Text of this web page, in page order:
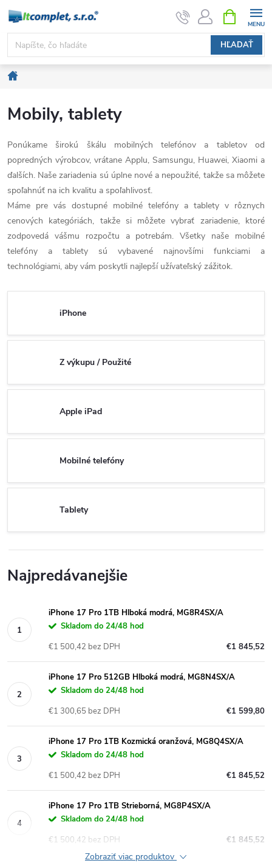
Prejsť
obsah
HĽADAŤ
KOŠÍK
Mobily, tablety
Ponúkame širokú škálu mobilných telefónov a tabletov od
popredných výrobcov, vrátane Applu, Samsungu, Huawei, Xiaomi a
ďalších. Naše zariadenia sú úplne nové a nepoužité, takže sa môžete
spoľahnúť na ich kvalitu a spoľahlivosť.
Máme pre vás dostupné mobilné telefóny a tablety v rôznych
cenových kategóriách, takže si môžete vybrať zariadenie, ktoré
zodpovedá vášmu rozpočtu a potrebám. Všetky naše mobilné
telefóny a tablety sú vybavené najnovšími funkciami a
technológiami, aby vám poskytli najlepší užívateľský zážitok.
iPhone
Z výkupu / Použité
Apple iPad
Mobilné telefóny
Tablety
Najpredávanejšie
iPhone 17 Pro 1TB Hlboká modrá, MG8R4SX/A
Skladom do 24/48 hod
€1 845,52
€1 500,42 bez DPH
iPhone 17 Pro 512GB Hlboká modrá, MG8N4SX/A
Skladom do 24/48 hod
€1 599,80
€1 300,65 bez DPH
iPhone 17 Pro 1TB Kozmická oranžová, MG8Q4SX/A
Skladom do 24/48 hod
€1 845,52
€1 500,42 bez DPH
iPhone 17 Pro 1TB Strieborná, MG8P4SX/A
Skladom do 24/48 hod
€1 845,52
€1 500,42 bez DPH
Zobraziť viac produktov